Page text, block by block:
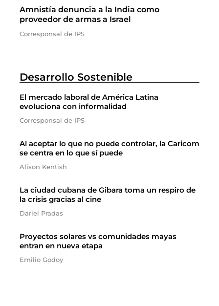
Amnistía denuncia a la India como
proveedor de armas a Israel
Corresponsal de IPS
Desarrollo Sostenible
El mercado laboral de América Latina
evoluciona con informalidad
Corresponsal de IPS
Al aceptar lo que no puede controlar, la Caricom
se centra en lo que sí puede
Alison Kentish
La ciudad cubana de Gibara toma un respiro de
la crisis gracias al cine
Dariel Pradas
Proyectos solares vs comunidades mayas
entran en nueva etapa
Emilio Godoy